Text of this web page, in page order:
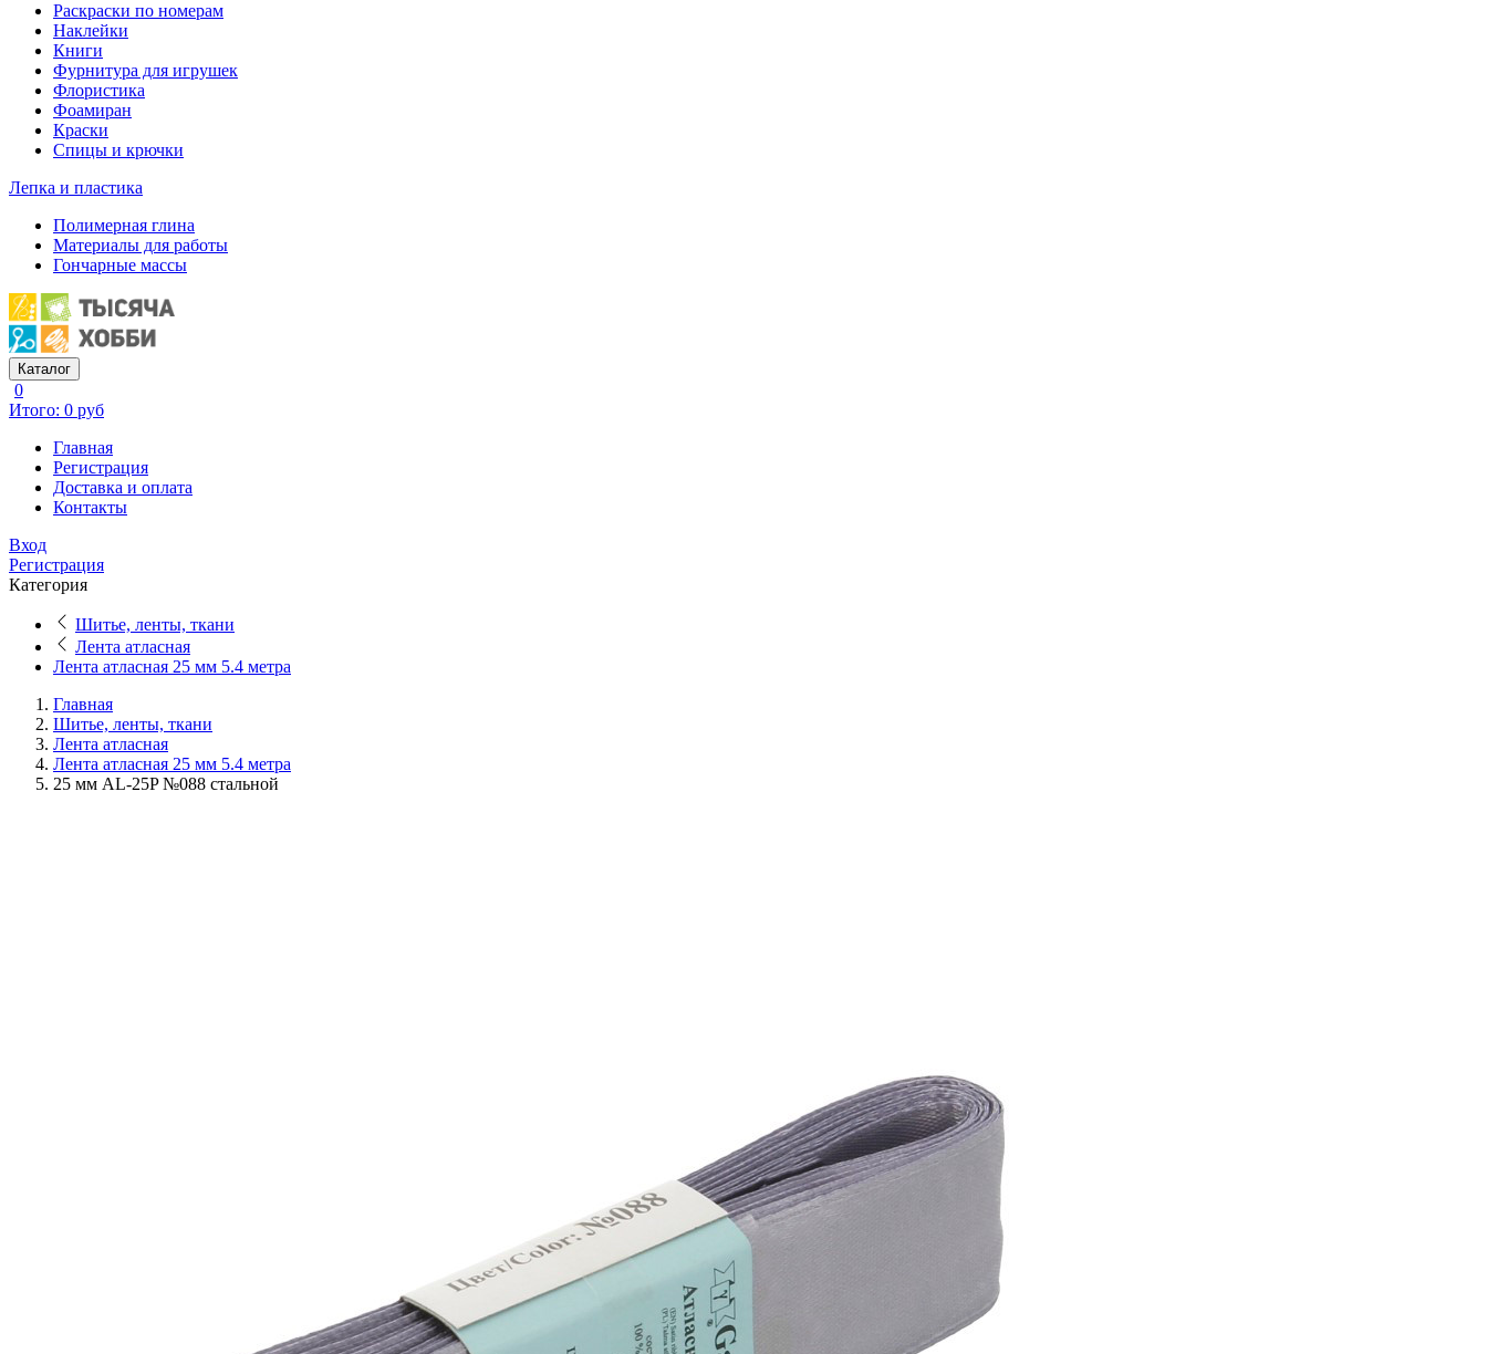
Раскраски по номерам
Наклейки
Книги
Фурнитура для игрушек
Флористика
Фоамиран
Краски
Спицы и крючки
Лепка и пластика
Полимерная глина
Материалы для работы
Гончарные массы
Каталог
0
Итого: 0 руб
Главная
Регистрация
Доставка и оплата
Контакты
Вход
Регистрация
Категория
Шитье, ленты, ткани
Лента атласная
Лента атласная 25 мм 5.4 метра
Главная
Шитье, ленты, ткани
Лента атласная
Лента атласная 25 мм 5.4 метра
25 мм AL-25P №088 стальной